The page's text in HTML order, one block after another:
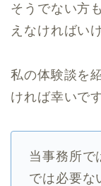
そうでない方
えなければい
私の体験談を
ければ幸いです
当事務所で
では必要な